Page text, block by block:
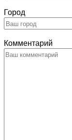
Город
Комментарий